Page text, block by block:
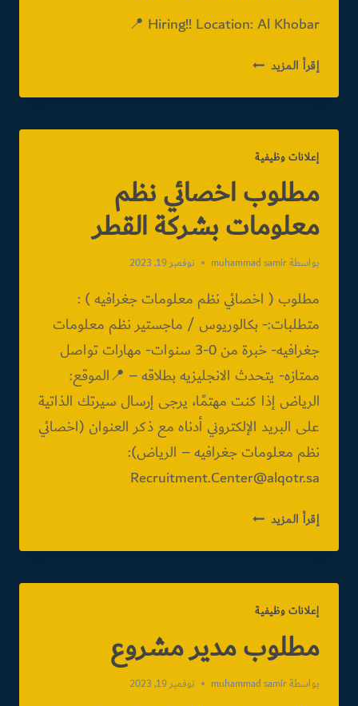
Hiring!! Location: Al Khobar 📍
إقرأ المزيد DATA
إعلانات وظيفية
مطلوب اخصائي نظم
معلومات بشركة القطر
بواسطةmuhammad samir نوفمبر 19, 2023
مطلوب ‏( اخصائي نظم معلومات جغرافيه ) :
‏متطلبات:‏- بكالوريوس / ماجستير نظم معلومات
جغرافيه‏- خبرة من 0-3 سنوات‏- مهارات تواصل
ممتازه‏- يتحدث الانجليزيه بطلاقه‏ – 📍الموقع:
الرياض ‏إذا كنت مهتمًا، يرجى إرسال سيرتك الذاتية
على البريد الإلكتروني أدناه مع ذكر العنوان‏ (اخصائي
نظم معلومات جغرافيه – الرياض):
إقرأ المزيد مطلوب
نظم
القطر
إعلانات وظيفية
مطلوب مدير مشروع
بواسطةmuhammad samir نوفمبر 19, 2023